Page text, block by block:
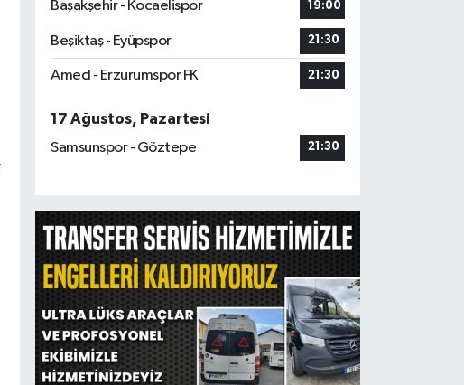
Başakşehir - Kocaelispor
19:00
Beşiktaş - Eyüpspor 21:30
Amed - Erzurumspor FK 21:30
17 Ağustos, Pazartesi
Samsunspor - Göztepe
21:30